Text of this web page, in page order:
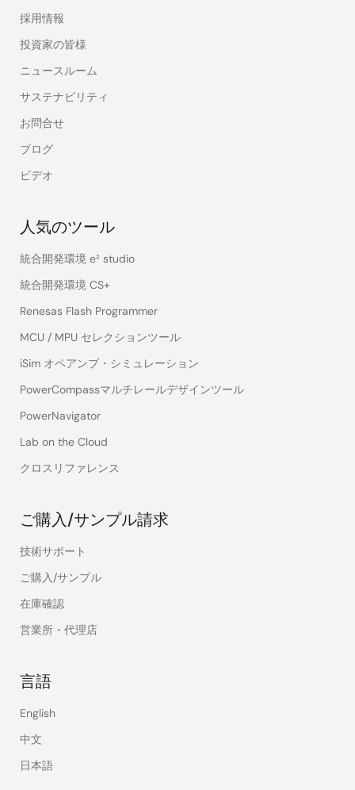
採用情報
投資家の皆様
ニュースルーム
サステナビリティ
お問合せ
ブログ
ビデオ
人気のツール
統合開発環境 e² studio
統合開発環境 CS+
Renesas Flash Programmer
MCU / MPU セレクションツール
iSim オペアンプ・シミュレーション
PowerCompassマルチレールデザインツール
PowerNavigator
Lab on the Cloud
クロスリファレンス
ご購入/サンプル請求
技術サポート
ご購入/サンプル
在庫確認
営業所・代理店
言語
English
中文
日本語